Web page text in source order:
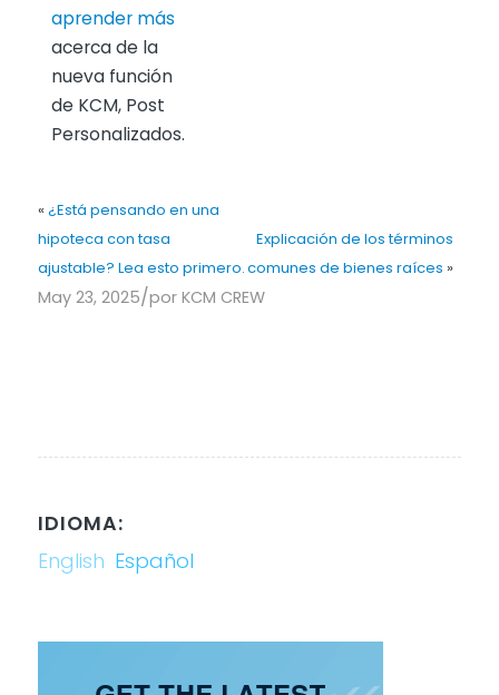
aprender más
acerca de la
nueva función
de KCM, Post
Personalizados.
« ¿Está pensando en una
hipoteca con tasa
ajustable? Lea esto primero.
Explicación de los términos
comunes de bienes raíces »
May 23, 2025/por KCM CREW
IDIOMA:
English Español